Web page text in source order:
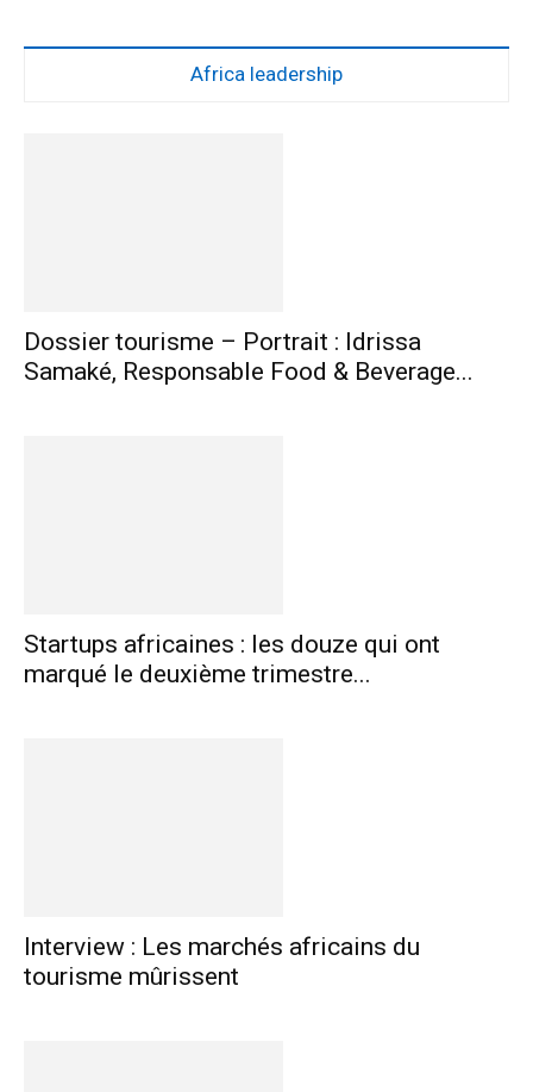
Africa leadership
Dossier tourisme – Portrait : Idrissa
Samaké, Responsable Food & Beverage...
Startups africaines : les douze qui ont
marqué le deuxième trimestre...
Interview : Les marchés africains du
tourisme mûrissent